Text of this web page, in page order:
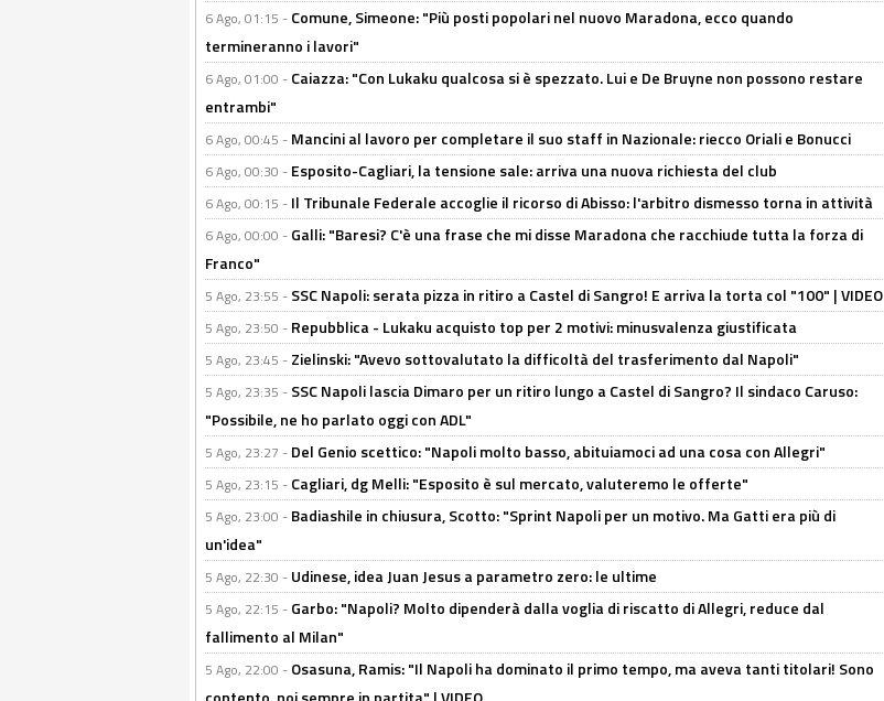
6 Ago, 01:15 - Comune, Simeone: "Più posti popolari nel nuovo Maradona, ecco quando
termineranno i lavori"
6 Ago, 01:00 - Caiazza: "Con Lukaku qualcosa si è spezzato. Lui e De Bruyne non possono restare
entrambi"
6 Ago, 00:45 - Mancini al lavoro per completare il suo staff in Nazionale: riecco Oriali e Bonucci
6 Ago, 00:30 - Esposito-Cagliari, la tensione sale: arriva una nuova richiesta del club
6 Ago, 00:15 - Il Tribunale Federale accoglie il ricorso di Abisso: l'arbitro dismesso torna in attività
6 Ago, 00:00 - Galli: "Baresi? C'è una frase che mi disse Maradona che racchiude tutta la forza di
Franco"
5 Ago, 23:55 - SSC Napoli: serata pizza in ritiro a Castel di Sangro! E arriva la torta col "100" | VIDEO
5 Ago, 23:50 - Repubblica - Lukaku acquisto top per 2 motivi: minusvalenza giustificata
5 Ago, 23:45 - Zielinski: "Avevo sottovalutato la difficoltà del trasferimento dal Napoli"
5 Ago, 23:35 - SSC Napoli lascia Dimaro per un ritiro lungo a Castel di Sangro? Il sindaco Caruso:
"Possibile, ne ho parlato oggi con ADL"
5 Ago, 23:27 - Del Genio scettico: "Napoli molto basso, abituiamoci ad una cosa con Allegri"
5 Ago, 23:15 - Cagliari, dg Melli: "Esposito è sul mercato, valuteremo le offerte"
5 Ago, 23:00 - Badiashile in chiusura, Scotto: "Sprint Napoli per un motivo. Ma Gatti era più di
un'idea"
5 Ago, 22:30 - Udinese, idea Juan Jesus a parametro zero: le ultime
5 Ago, 22:15 - Garbo: "Napoli? Molto dipenderà dalla voglia di riscatto di Allegri, reduce dal
fallimento al Milan"
5 Ago, 22:00 - Osasuna, Ramis: "Il Napoli ha dominato il primo tempo, ma aveva tanti titolari! Sono